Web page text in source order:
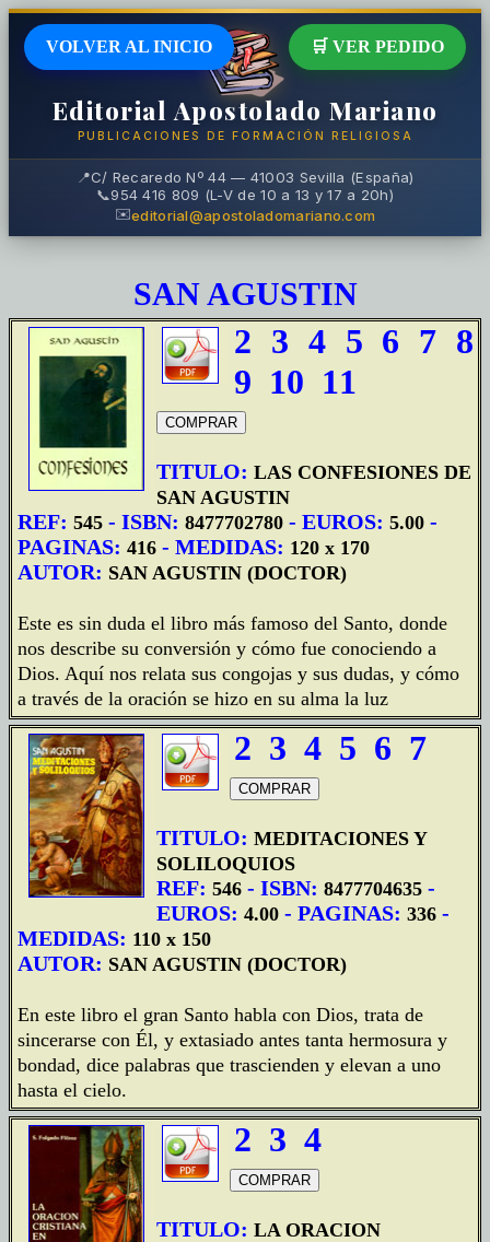
Editorial Apostolado Mariano
PUBLICACIONES DE FORMACIÓN RELIGIOSA
📍C/ Recaredo Nº 44 — 41003 Sevilla (España)
📞954 416 809 (L-V de 10 a 13 y 17 a 20h)
✉️editorial@apostoladomariano.com
VOLVER AL INICIO 🛒 VER PEDIDO
SAN AGUSTIN
2 3 4 5 6 7 8
9 10 11
TITULO: LAS CONFESIONES DE
SAN AGUSTIN
REF: 545 - ISBN: 8477702780 - EUROS: 5.00 -
PAGINAS: 416 - MEDIDAS: 120 x 170
AUTOR: SAN AGUSTIN (DOCTOR)
Este es sin duda el libro más famoso del Santo, donde
nos describe su conversión y cómo fue conociendo a
Dios. Aquí nos relata sus congojas y sus dudas, y cómo
a través de la oración se hizo en su alma la luz
2 3 4 5 6 7
TITULO: MEDITACIONES Y
SOLILOQUIOS
REF: 546 - ISBN: 8477704635 -
EUROS: 4.00 - PAGINAS: 336 -
MEDIDAS: 110 x 150
AUTOR: SAN AGUSTIN (DOCTOR)
En este libro el gran Santo habla con Dios, trata de
sincerarse con Él, y extasiado antes tanta hermosura y
bondad, dice palabras que trascienden y elevan a uno
hasta el cielo.
2 3 4
TITULO: LA ORACION